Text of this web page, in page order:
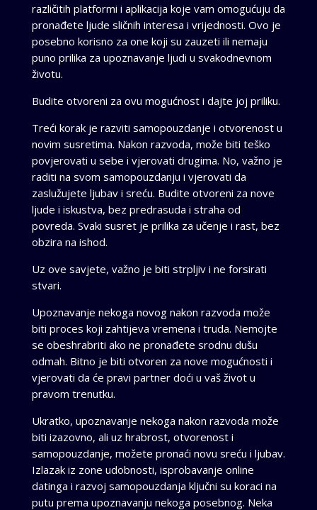
različitih platformi i aplikacija koje vam omogućuju da
pronađete ljude sličnih interesa i vrijednosti. Ovo je
posebno korisno za one koji su zauzeti ili nemaju
puno prilika za upoznavanje ljudi u svakodnevnom
životu.
Budite otvoreni za ovu mogućnost i dajte joj priliku.
Treći korak je razviti samopouzdanje i otvorenost u
novim susretima. Nakon razvoda, može biti teško
povjerovati u sebe i vjerovati drugima. No, važno je
raditi na svom samopouzdanju i vjerovati da
zaslužujete ljubav i sreću. Budite otvoreni za nove
ljude i iskustva, bez predrasuda i straha od
povreda. Svaki susret je prilika za učenje i rast, bez
obzira na ishod.
Uz ove savjete, važno je biti strpljiv i ne forsirati
stvari.
Upoznavanje nekoga novog nakon razvoda može
biti proces koji zahtijeva vremena i truda. Nemojte
se obeshrabriti ako ne pronađete srodnu dušu
odmah. Bitno je biti otvoren za nove mogućnosti i
vjerovati da će pravi partner doći u vaš život u
pravom trenutku.
Ukratko, upoznavanje nekoga nakon razvoda može
biti izazovno, ali uz hrabrost, otvorenost i
samopouzdanje, možete pronaći novu sreću i ljubav.
Izlazak iz zone udobnosti, isprobavanje online
datinga i razvoj samopouzdanja ključni su koraci na
putu prema upoznavanju nekoga posebnog. Neka